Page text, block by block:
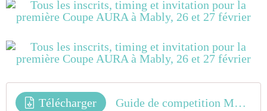
Télécharger Guide de competition MABLY COUPE AURA-UBR 2022